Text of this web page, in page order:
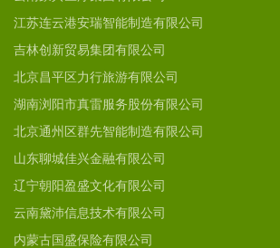
江苏连云港安瑞智能制造有限公司
吉林创新贸易集团有限公司
北京昌平区力行旅游有限公司
湖南浏阳市真雷服务股份有限公司
北京通州区群先智能制造有限公司
山东聊城佳兴金融有限公司
辽宁朝阳盈盛文化有限公司
云南黛沛信息技术有限公司
内蒙古国盛保险有限公司